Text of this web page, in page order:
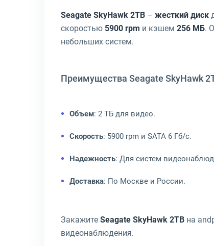
Seagate SkyHawk 2TB – жесткий диск
скоростью 5900 rpm и кэшем 256 МБ.
небольших систем.
Преимущества Seagate SkyHawk
Объем: 2 ТБ для видео.
Скорость: 5900 rpm и SATA 6 Гб/с.
Надежность: Для систем
Доставка: По Москве и России.
Закажите Seagate SkyHawk 2TB на
видеонаблюдения.